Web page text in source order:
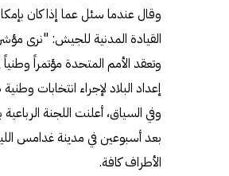
وقال عندما سئل عما إذا كان
القيادة المدنية للجيش: "نرى
وتعقد الأمم المتحدة مؤتمراً
إعداد البلاد لإجراء انتخابات
وفي السياق، أعلنت اللجنة
بعد أسبوعين في مدينة غدامس
الأطراف كافة.